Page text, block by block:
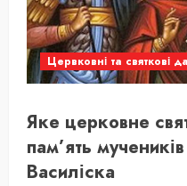
Цервковні та святкові
Яке церковне
пам’ять
Василіска